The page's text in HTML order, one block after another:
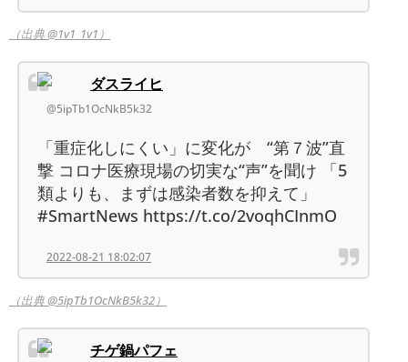
（出典 @1v1_1v1）
ダスライヒ
@5ipTb1OcNkB5k32
「重症化しにくい」に変化が “第７波”直
撃 コロナ医療現場の切実な“声”を聞け 「5
類よりも、まずは感染者数を抑えて」
#SmartNews https://t.co/2voqhCInmO
2022-08-21 18:02:07
（出典 @5ipTb1OcNkB5k32）
チゲ鍋パフェ